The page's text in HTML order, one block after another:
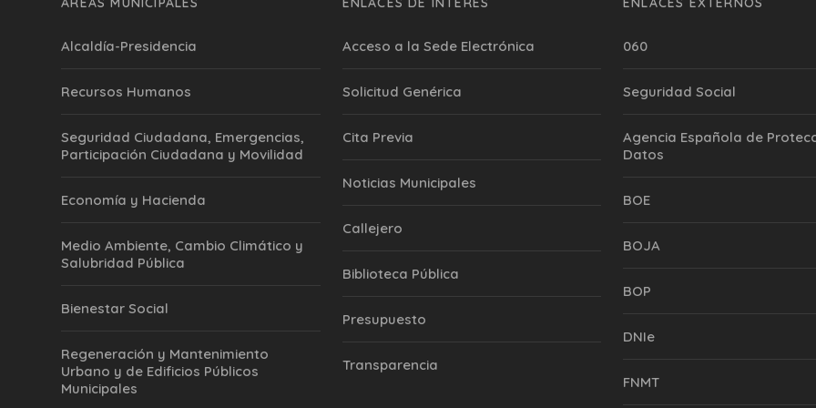
Alcaldía-Presidencia
Recursos Humanos
Seguridad Ciudadana, Emergencias,
Participación Ciudadana y Movilidad
Economía y Hacienda
Medio Ambiente, Cambio Climático y
Salubridad Pública
Bienestar Social
Regeneración y Mantenimiento
Urbano y de Edificios Públicos
Municipales
Acceso a la Sede Electrónica
Solicitud Genérica
Cita Previa
‎Noticias Municipales
Callejero
Biblioteca Pública
Presupuesto
Transparencia
060
Seguridad Social
Agencia Española de
Datos
BOE
BOJA
BOP
DNIe
FNMT